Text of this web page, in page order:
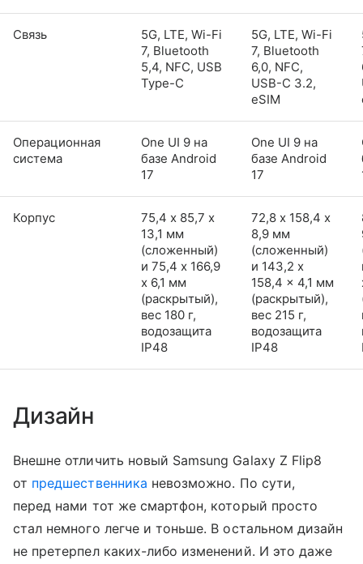
Связь
5G, LTE, Wi-Fi
7, Bluetooth
5,4, NFC, USB
Type-C
5G, LTE, Wi-Fi
7, Bluetooth
6,0, NFC,
USB-C 3.2,
eSIM
Операционная
система
One UI 9 на
базе Android
17
One UI 9 на
базе Android
17
Корпус
75,4 х 85,7 х
13,1 мм
(сложенный)
и 75,4 x 166,9
x 6,1 мм
(раскрытый),
вес 180 г,
водозащита
IP48
72,8 х 158,4 х
8,9 мм
(сложенный)
и 143,2 x
158,4 x 4,1 мм
(раскрытый),
вес 215 г,
водозащита
IP48
Дизайн
Внешне отличить новый Samsung Galaxy Z Flip8
от предшественника невозможно. По сути,
перед нами тот же смартфон, который просто
стал немного легче и тоньше. В остальном дизайн
не претерпел каких-либо изменений. И это даже